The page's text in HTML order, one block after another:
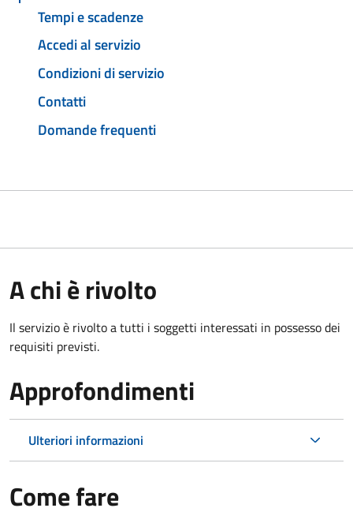
Tempi e scadenze
Accedi al servizio
Condizioni di servizio
Contatti
Domande frequenti
A chi è rivolto
Il servizio è rivolto a tutti i soggetti interessati in possesso dei
requisiti previsti.
Approfondimenti
Ulteriori informazioni
Come fare